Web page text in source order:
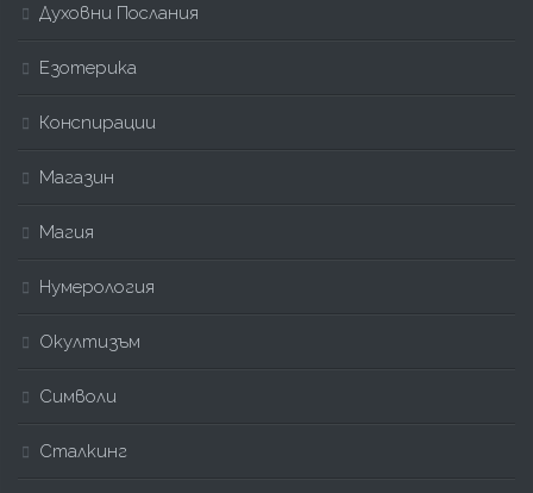
Духовни Послания
Езотерика
Конспирации
Магазин
Магия
Нумерология
Окултизъм
Символи
Сталкинг